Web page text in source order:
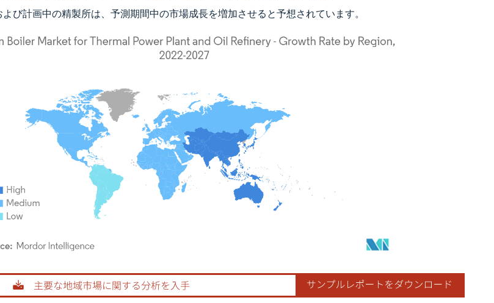
び計画中の精製所は、予測期間中の市場成長を増加させると予想されています。
利用にはCC BY 4.0の表示が必要です。